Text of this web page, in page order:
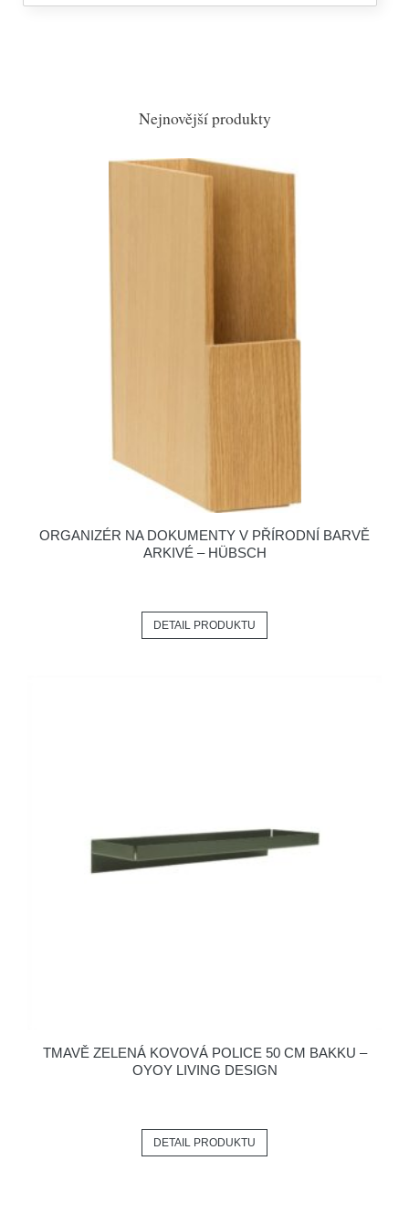
Nejnovější produkty
ORGANIZÉR NA DOKUMENTY V PŘÍRODNÍ BARVĚ
ARKIVÉ – HÜBSCH
DETAIL PRODUKTU
TMAVĚ ZELENÁ KOVOVÁ POLICE 50 CM BAKKU –
OYOY LIVING DESIGN
DETAIL PRODUKTU